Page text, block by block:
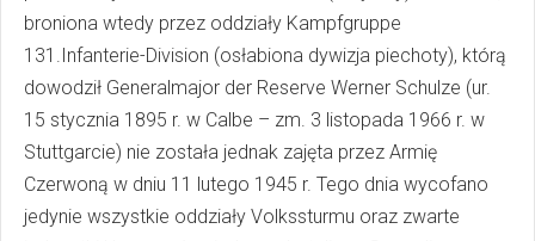
broniona wtedy przez oddziały Kampfgruppe
131.Infanterie-Division (osłabiona dywizja piechoty), którą
dowodził Generalmajor der Reserve Werner Schulze (ur.
15 stycznia 1895 r. w Calbe – zm. 3 listopada 1966 r. w
Stuttgarcie) nie została jednak zajęta przez Armię
Czerwoną w dniu 11 lutego 1945 r. Tego dnia wycofano
jedynie wszystkie oddziały Volkssturmu oraz zwarte